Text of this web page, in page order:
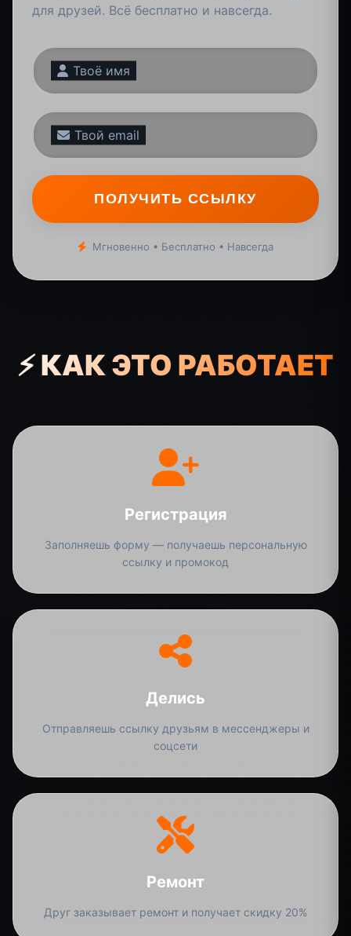
для друзей. Всё бесплатно и навсегда.
Твоё имя
Твой email
ПОЛУЧИТЬ ССЫЛКУ
Мгновенно • Бесплатно • Навсегда
⚡ КАК ЭТО РАБОТАЕТ
Регистрация
Заполняешь форму — получаешь персональную
ссылку и промокод
Делись
Отправляешь ссылку друзьям в мессенджеры и
соцсети
Ремонт
Друг заказывает ремонт и получает скидку 20%